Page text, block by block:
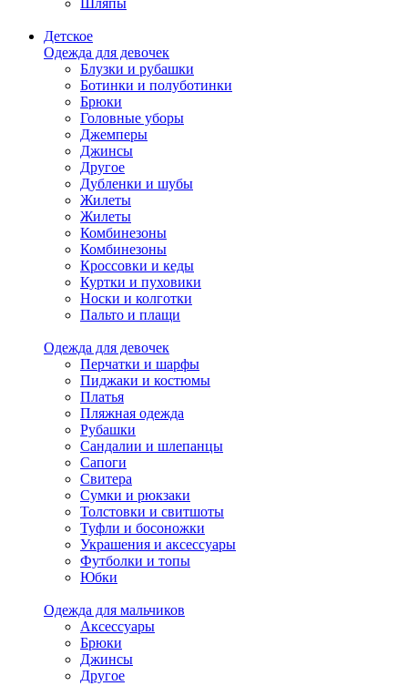
Детское
Одежда для девочек
Блузки и рубашки
Ботинки и полуботинки
Брюки
Головные уборы
Джемперы
Джинсы
Другое
Дубленки и шубы
Жилеты
Жилеты
Комбинезоны
Комбинезоны
Кроссовки и кеды
Куртки и пуховики
Носки и колготки
Пальто и плащи
Одежда для девочек
Перчатки и шарфы
Пиджаки и костюмы
Платья
Пляжная одежда
Рубашки
Сандалии и шлепанцы
Сапоги
Свитера
Сумки и рюкзаки
Толстовки и свитшоты
Туфли и босоножки
Украшения и аксессуары
Футболки и топы
Юбки
Одежда для мальчиков
Аксессуары
Брюки
Джинсы
Другое